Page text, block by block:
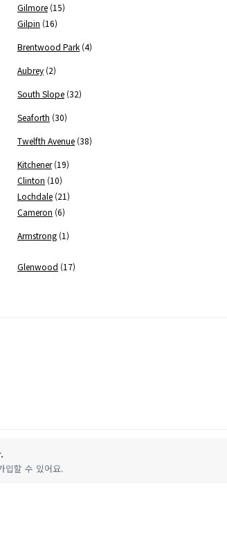
Gilmore (15)
Gilpin (16)
Brentwood Park (4)
Aubrey (2)
South Slope (32)
Seaforth (30)
Twelfth Avenue (38)
Kitchener(19)
Clinton (10)
Lochdale (21)
Cameron (6)
Armstrong (1)
Glenwood (17)
입할 수 있어요.